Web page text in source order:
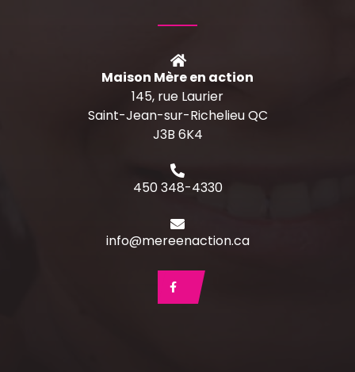
Maison Mère en action
145, rue Laurier
Saint-Jean-sur-Richelieu QC
J3B 6K4
450 348-4330
info@mereenaction.ca